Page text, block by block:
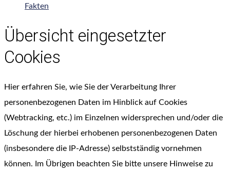
Fakten
Übersicht eingesetzter
Cookies
Hier erfahren Sie, wie Sie der Verarbeitung Ihrer
personenbezogenen Daten im Hinblick auf Cookies
(Webtracking, etc.) im Einzelnen widersprechen und/oder die
Löschung der hierbei erhobenen personenbezogenen Daten
(insbesondere die IP-Adresse) selbstständig vornehmen
können. Im Übrigen beachten Sie bitte unsere Hinweise zu